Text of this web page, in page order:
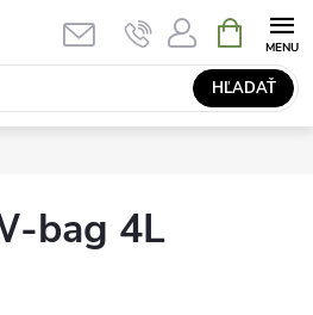
HĽADAŤ
KOŠÍK
bag 4L